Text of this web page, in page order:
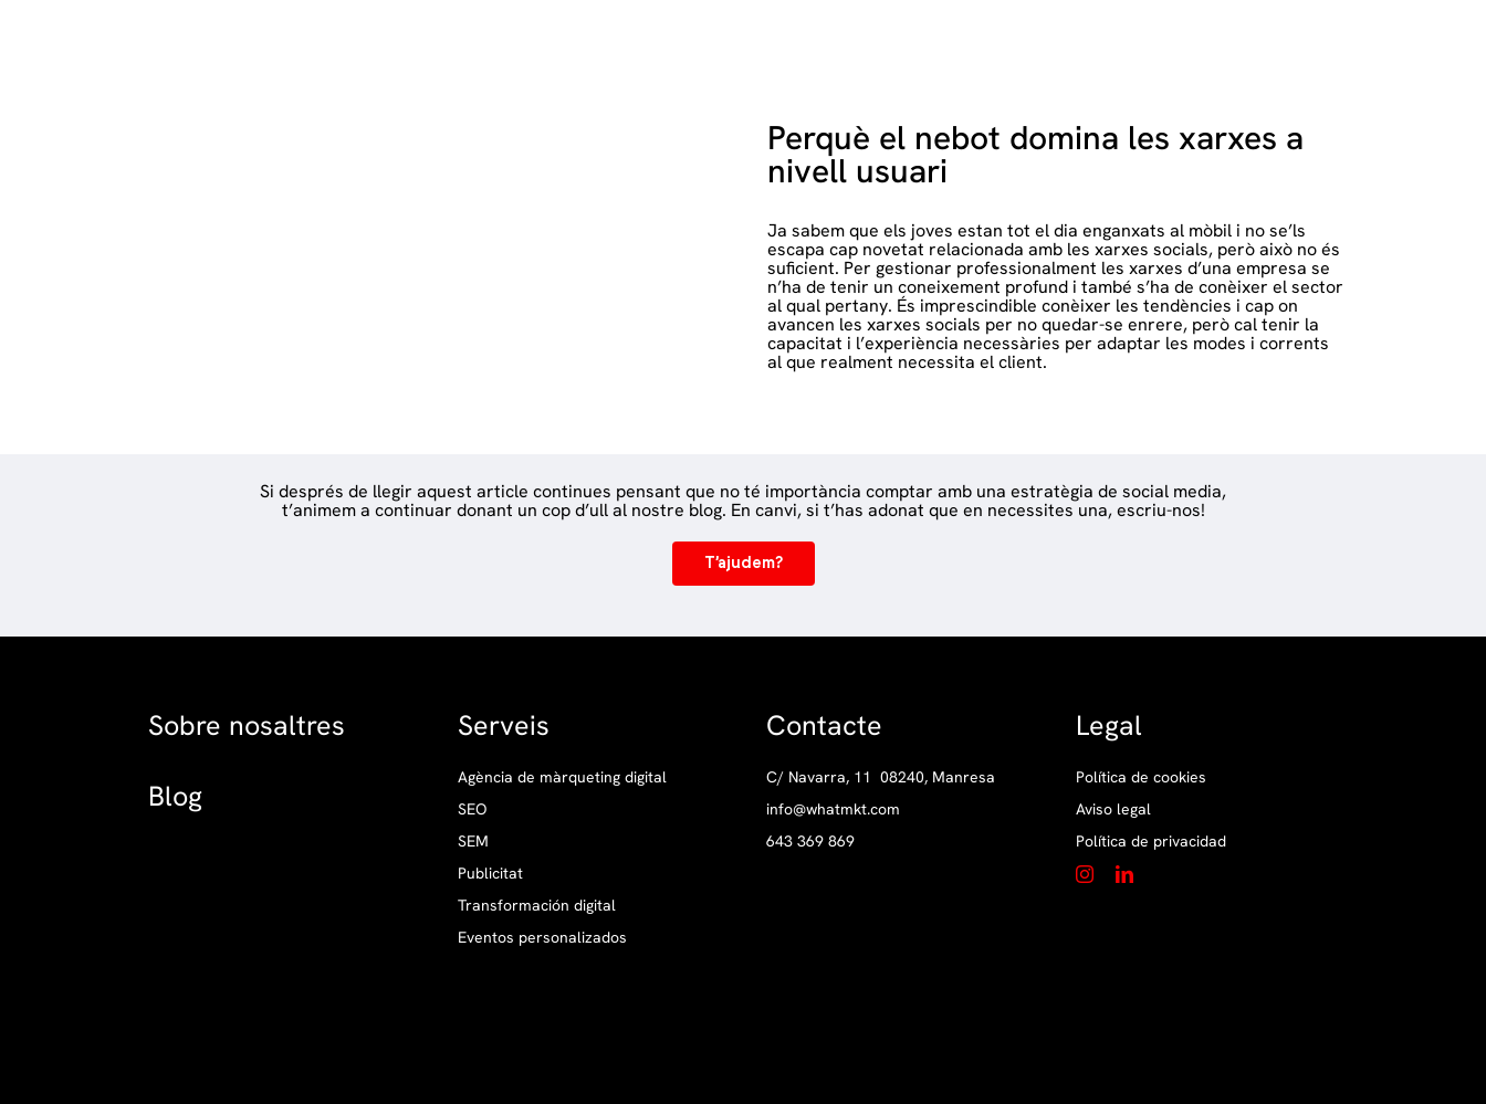
Perquè el nebot domina les xarxes a
nivell usuari
Ja sabem que els joves estan tot el dia enganxats al mòbil i no se’ls
escapa cap novetat relacionada amb les xarxes socials, però això no és
suficient. Per gestionar professionalment les xarxes d’una empresa se
n’ha de tenir un coneixement profund i també s’ha de conèixer el sector
al qual pertany. És imprescindible conèixer les tendències i cap on
avancen les xarxes socials per no quedar-se enrere, però cal tenir la
capacitat i l’experiència necessàries per adaptar les modes i corrents
al que realment necessita el client.
Si després de llegir aquest article continues pensant que no té importància comptar amb una estratègia de social media,
t’animem a continuar donant un cop d’ull al nostre blog. En canvi, si t’has adonat que en necessites una, escriu-nos!
T’ajudem?
Sobre nosaltres
Blog
Serveis
Agència de màrqueting digital
SEO
SEM
Publicitat
Transformación digital
Eventos personalizados
Contacte
C/ Navarra, 11 08240, Manresa
info@whatmkt.com
643 369 869
Legal
Política de cookies
Aviso legal
Política de privacidad